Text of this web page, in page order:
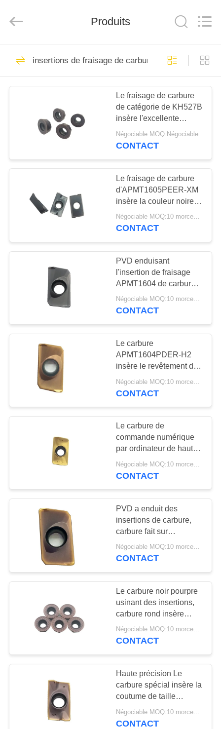
MAISON
PRODUITS
SUJET
NOUS
VISITE
D'USINE
CONTRÔLE
DE
QUALITÉ
CONTACTEZ-
NOUS
NOUVELLES
DEMANDEZ
CITATION
POLITIQUE
CONFIDENTIALITÉ
Co.,Ltd..
Outils au carbure de
travail du bois
Insertions de
carbure de
commande
numérique par
10
insertions de
fraisage de carbure
insertions de
rotation de
commande
numérique par
ordinateur
97
Séparant et
cannelant des
insertions
Insertions de
carbure pour
l'aluminium
17
Carbure filetant des
22
Produits
insertions de fraisage de carbure
Le fraisage de carbure
de catégorie de KH527B
insère l'excellente
résistance de fracture
Négociable MOQ:Négociable
CONTACT
Le fraisage de carbure
d'APMT1605PEER-XM
insère la couleur noire
avec le revêtement de
PVD
Négociable MOQ:10 morceaux
CONTACT
PVD enduisant
l'insertion de fraisage
APMT1604 de carbure
de haute précision
Négociable MOQ:10 morceaux
CONTACT
Le carbure
APMT1604PDER-H2
insère le revêtement de
PVD pour les insertions
de fraisage
CONTACT
Le carbure de
commande numérique
par ordinateur de haute
précision s'insère/les
insertions
Négociable MOQ:10 morceaux
CONTACT
PVD a enduit des
insertions de carbure,
carbure fait sur
commande insère
APMT1604PDER-H2
Négociable MOQ:10 morceaux
CONTACT
Le carbure noir pourpre
usinant des insertions,
carbure rond insère
RPKT1204MO-JS
Négociable MOQ:10 morceaux
CONTACT
Haute précision Le
carbure spécial insère la
coutume de taille
d'APMT1605PEER-XM
CONTACT